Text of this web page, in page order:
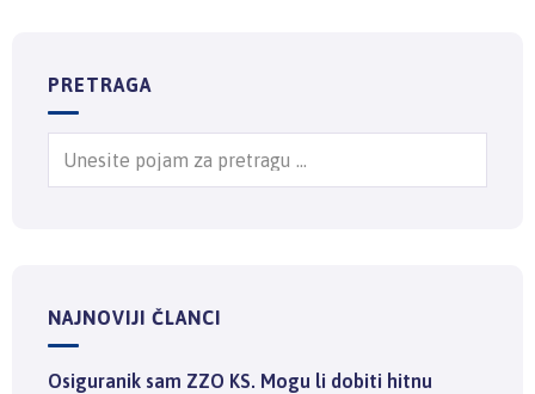
PRETRAGA
NAJNOVIJI ČLANCI
Osiguranik sam ZZO KS. Mogu li dobiti hitnu